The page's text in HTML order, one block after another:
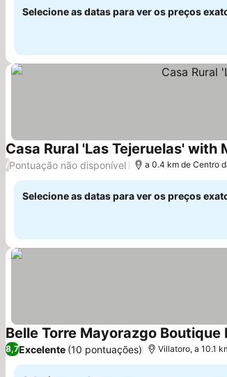
Selecione as datas para ver os preços
Casa Rural 'Las Tejeruelas'
/Pontuação não disponível a 0.4 km de Centro
Selecione as datas para ver os preços
Belle Torre Mayorazgo Boutique
8,7Excelente (10 pontuações) Villatoro, a 10.1